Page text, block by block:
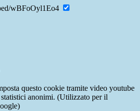
wBFoOyl1Eo4
questo cookie tramite video youtube
anonimi. (Utilizzato per il